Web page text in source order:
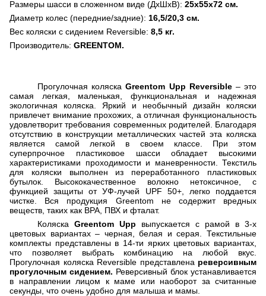
Размеры шасси в сложенном виде (ДхШхВ): 25х55х72 см.
Диаметр колес (передние/задние): 16,5/20,3 см.
Вес коляски с сидением Reversible: 8,5 кг.
Производитель: GREENTOM.
Прогулочная коляскаGreentom Upp Reversible– это
самая легкая, маленькая, функциональная и надежная
экологичная коляска. Яркий и необычный дизайн коляски
привлечет внимание прохожих, а отличная функциональность
удовлетворит требования современных родителей. Благодаря
отсутствию в конструкции металлических частей эта коляска
является самой легкой в своем классе. При этом
суперпрочное пластиковое шасси обладает высокими
характеристиками проходимости и маневренности. Текстиль
для коляски выполнен из переработанного пластиковых
бутылок. Высококачественное волокно нетоксичное, с
функцией защиты от УФ-лучей UPF 50+, легко поддается
чистке. Вся продукция Greentom не содержит вредных
веществ, таких как BPA, ПВХ и фталат.
КоляскаGreentom Upp выпускается с рамой в 3-х
цветовых вариантах – черная, белая и серая. Текстильные
комплекты представлены в 14-ти ярких цветовых вариантах,
что позволяет выбрать комбинацию на любой вкус.
Прогулочная коляска Reversible представлена реверсивным
прогулочным сидением. Реверсивный блок устанавливается
в направлении лицом к маме или наоборот за считанные
секунды, что очень удобно для малыша и мамы.